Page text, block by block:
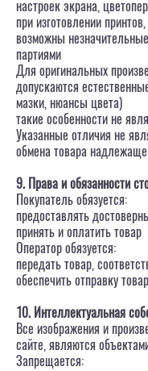
настроек экрана,
при изготовлении
возможны
партиями
Для оригинальных
допускаются
мазки, нюансы цвета)
такие особенности не
Указанные отличия не
обмена товара
9. Права и обязанности
Покупатель обязуется:
предоставлять
принять и оплатить товар
Оператор обязуется:
передать товар,
обеспечить отправку
10. Интеллектуальная
Все изображения и
сайте, являются
Запрещается: